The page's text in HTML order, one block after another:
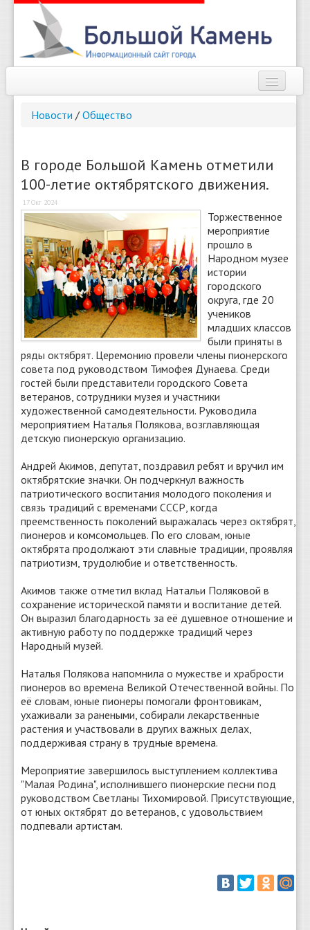
Справочник
Погода
О сайте
Новости / Общество
В городе Большой Камень отметили
100-летие октябрятского движения.
17 Окт 2024
Торжественное
мероприятие
прошло в
Народном музее
истории
городского
округа, где 20
учеников
младших классов
были приняты в
ряды октябрят. Церемонию провели члены пионерского
совета под руководством Тимофея Дунаева. Среди
гостей были представители городского Совета
ветеранов, сотрудники музея и участники
художественной самодеятельности. Руководила
мероприятием Наталья Полякова, возглавляющая
детскую пионерскую организацию.
Андрей Акимов, депутат, поздравил ребят и вручил им
октябрятские значки. Он подчеркнул важность
патриотического воспитания молодого поколения и
связь традиций с временами СССР, когда
преемственность поколений выражалась через октябрят,
пионеров и комсомольцев. По его словам, юные
октябрята продолжают эти славные традиции, проявляя
патриотизм, трудолюбие и ответственность.
Акимов также отметил вклад Натальи Поляковой в
сохранение исторической памяти и воспитание детей.
Он выразил благодарность за её душевное отношение и
активную работу по поддержке традиций через
Народный музей.
Наталья Полякова напомнила о мужестве и храбрости
пионеров во времена Великой Отечественной войны. По
её словам, юные пионеры помогали фронтовикам,
ухаживали за ранеными, собирали лекарственные
растения и участвовали в других важных делах,
поддерживая страну в трудные времена.
Мероприятие завершилось выступлением коллектива
"Малая Родина", исполнившего пионерские песни под
руководством Светланы Тихомировой. Присутствующие,
от юных октябрят до ветеранов, с удовольствием
подпевали артистам.